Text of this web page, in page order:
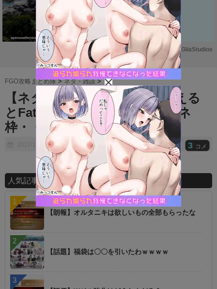
M
u
t
e
Powered by GliaStudios
FGO攻略まとめ隊 >ネタ・雑談 >
【ネタ】FGOはガンダムで例える
とFateの∀枠？それともGジェネ
枠・・・？
2017/10/11 3 コメ
人気記事ランキング
【朗報】オルタニキは欲しいもの全部もらったな
【話題】福袋は〇〇を引いたわｗｗｗｗ